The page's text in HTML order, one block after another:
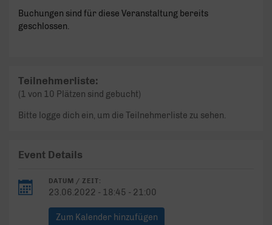
Buchungen sind für diese Veranstaltung bereits
geschlossen.
Teilnehmerliste:
(1 von 10 Plätzen sind gebucht)
Bitte logge dich ein, um die Teilnehmerliste zu sehen.
Event Details
DATUM / ZEIT:
23.06.2022 - 18:45 - 21:00
Zum Kalender hinzufügen